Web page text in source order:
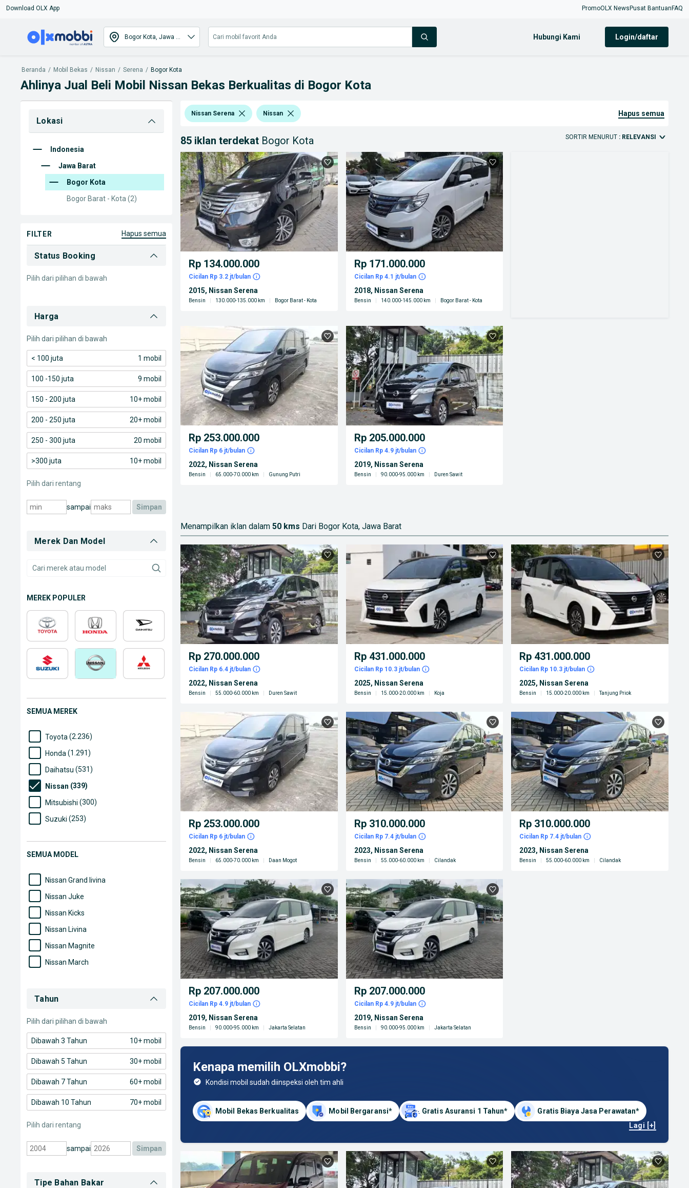
Download OLX App PromoOLX News Pusat Bantuan FAQ
Hubungi Kami login/daftar
Beranda / Mobil Bekas / Nissan / Serena / Bogor Kota
Ahlinya Jual Beli Mobil Nissan Bekas Berkualitas di Bogor Kota
Lokasi
Indonesia
Jawa Barat
Bogor Kota
Bogor Barat - Kota (2)
FILTER hapus semua
Status Booking
Pilih dari pilihan di bawah
Harga
Pilih dari pilihan di bawah
< 100 juta 1 mobil
100 -150 juta 9 mobil
150 - 200 juta 10+ mobil
200 - 250 juta 20+ mobil
250 - 300 juta 20 mobil
>300 juta 10+ mobil
Pilih dari rentang
sampai simpan
Merek Dan Model
MEREK POPULER
SEMUA MEREK
Toyota (2.236)
Honda (1.291)
Daihatsu (531)
Nissan (339)
Mitsubishi (300)
Suzuki (253)
Mazda(179)
SEMUA MODEL
Nissan Grand livina
Nissan Juke
Nissan Kicks
Nissan Livina
Nissan Magnite
Nissan March
Nissan Teana
Tahun
Pilih dari pilihan di bawah
Dibawah 3 Tahun 10+ mobil
Dibawah 5 Tahun 30+ mobil
Dibawah 7 Tahun 60+ mobil
Dibawah 10 Tahun 70+ mobil
Pilih dari rentang
sampai simpan
Tipe Bahan Bakar
Nissan Serena Nissan hapus semua
85 iklan terdekat Bogor Kota SORTIR MENURUT : RELEVANSI
Rp 134.000.000
Cicilan Rp 3.2 jt/bulan
2015, Nissan Serena
Bensin 130.000-135.000 km Bogor Barat - Kota
Rp 171.000.000
Cicilan Rp 4.1 jt/bulan
2018, Nissan Serena
Bensin 140.000-145.000 km Bogor Barat - Kota
Rp 253.000.000
Cicilan Rp 6 jt/bulan
2022, Nissan Serena
Bensin 65.000-70.000 km Gunung Putri
Rp 205.000.000
Cicilan Rp 4.9 jt/bulan
2019, Nissan Serena
Bensin 90.000-95.000 km Duren Sawit
Menampilkan iklan dalam 50 kms Dari Bogor Kota, Jawa Barat
Rp 270.000.000
Cicilan Rp 6.4 jt/bulan
2022, Nissan Serena
Bensin 55.000-60.000 km Duren Sawit
Rp 431.000.000
Cicilan Rp 10.3 jt/bulan
2025, Nissan Serena
Bensin 15.000-20.000 km Koja
Rp 431.000.000
Cicilan Rp 10.3 jt/bulan
2025, Nissan Serena
Bensin 15.000-20.000 km Tanjung Priok
Rp 253.000.000
Cicilan Rp 6 jt/bulan
2022, Nissan Serena
Bensin 65.000-70.000 km Daan Mogot
Rp 310.000.000
Cicilan Rp 7.4 jt/bulan
2023, Nissan Serena
Bensin 55.000-60.000 km Cilandak
Rp 310.000.000
Cicilan Rp 7.4 jt/bulan
2023, Nissan Serena
Bensin 55.000-60.000 km Cilandak
Rp 207.000.000
Cicilan Rp 4.9 jt/bulan
2019, Nissan Serena
Bensin 90.000-95.000 km Jakarta Selatan
Rp 207.000.000
Cicilan Rp 4.9 jt/bulan
2019, Nissan Serena
Bensin 90.000-95.000 km Jakarta Selatan
Kenapa memilih OLXmobbi?
Kondisi mobil sudah diinspeksi oleh tim ahli
Mobil Bekas Berkualitas Mobil Bergaransi* Gratis Asuransi 1 Tahun*
Gratis Biaya Jasa Perawatan*
Lagi [+]